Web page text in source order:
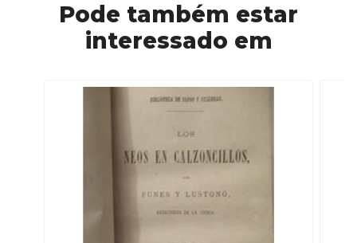
Pode também estar
interessado em